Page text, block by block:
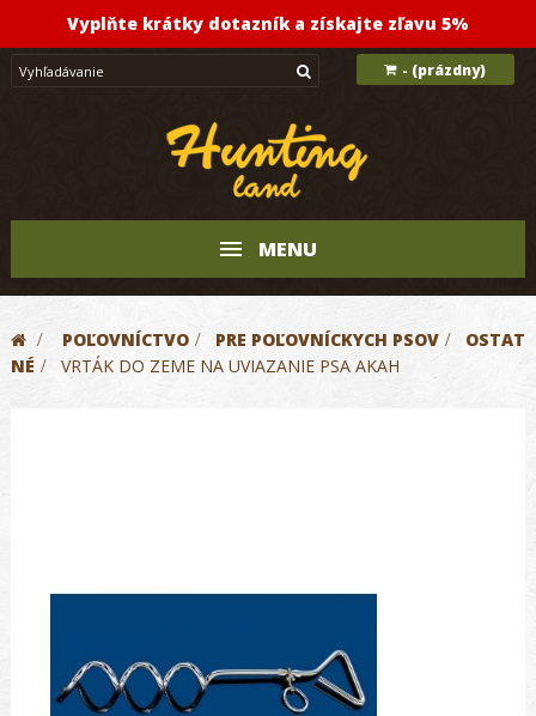
Vyplňte krátky dotazník a získajte zľavu 5%
- (prázdny)
MENU
> POĽOVNÍCTVO > PRE POĽOVNÍCKYCH PSOV >
OSTAT
NÉ > VRTÁK DO ZEME NA UVIAZANIE PSA AKAH